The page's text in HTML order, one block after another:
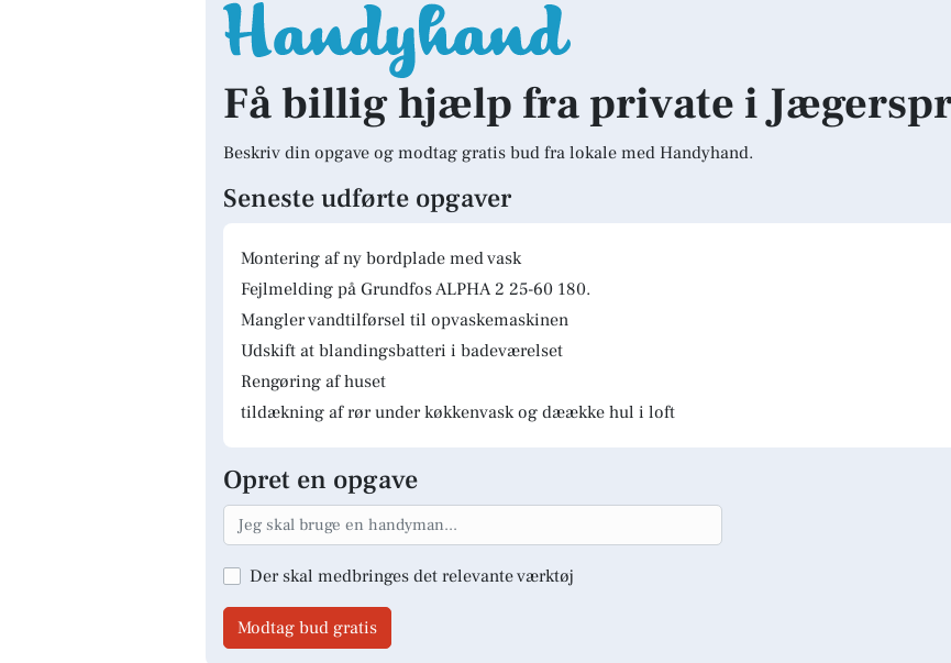
Få billig hjælp fra private i
Beskriv din opgave og modtag gratis bud fra lokale med Handyhand.
Seneste udførte opgaver
Montering af ny bordplade med vask
Fejlmelding på Grundfos ALPHA 2 25-60 180.
Mangler vandtilførsel til opvaskemaskinen
Udskift at blandingsbatteri i badeværelset
Rengøring af huset
tildækning af rør under køkkenvask og dæække hul i loft
Opret en opgave
Der skal medbringes det relevante værktøj
Modtag bud gratis